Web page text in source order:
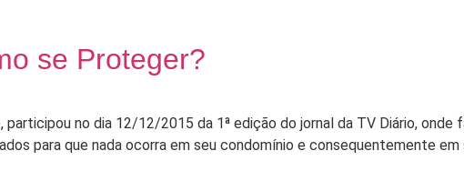
se Proteger?
no dia 12/12/2015 da 1ª edição do jornal da TV Diário, onde
para que nada ocorra em seu condomínio e consequentemente em